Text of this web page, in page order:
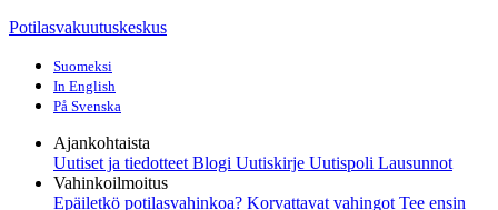
Potilasvakuutuskeskus
Suomeksi
In English
På Svenska
Ajankohtaista
Uutiset ja tiedotteet Blogi Uutiskirje Uutispoli Lausunnot
Vahinkoilmoitus
Epäiletkö potilasvahinkoa? Korvattavat vahingot Tee ensin